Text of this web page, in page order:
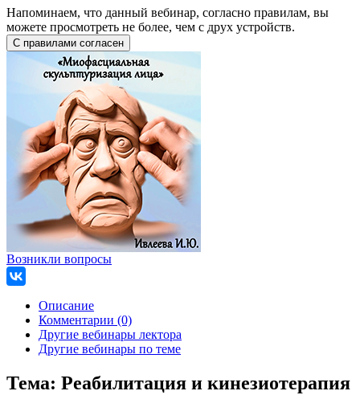
Напоминаем, что данный вебинар, согласно правилам, вы
можете просмотреть не более, чем с друх устройств.
Возникли вопросы
Описание
Комментарии (0)
Другие вебинары лектора
Другие вебинары по теме
Тема: Реабилитация и кинезиотерапия